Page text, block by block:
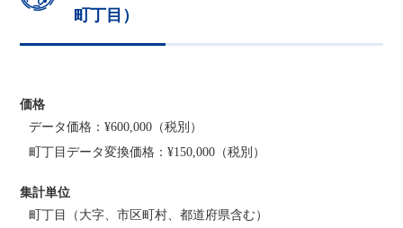
町丁目）
価格
データ価格：¥600,000（税別）
町丁目データ変換価格：¥150,000（税別）
集計単位
町丁目（大字、市区町村、都道府県含む）